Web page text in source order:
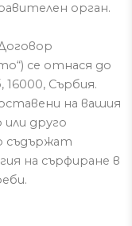
орган.
се отнася до
, 16000, Сърбия.
на вашия
друго
съдържат
на сърфиране в